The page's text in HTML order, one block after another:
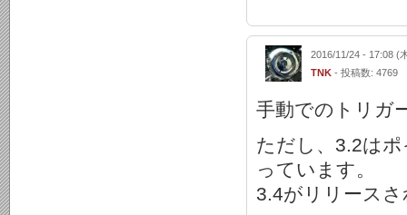
2016/11/24 - 17:08 (
TNK - 投稿数: 4769
手動でのトリガ
ただし、3.2は
っています。
3.4がリリース